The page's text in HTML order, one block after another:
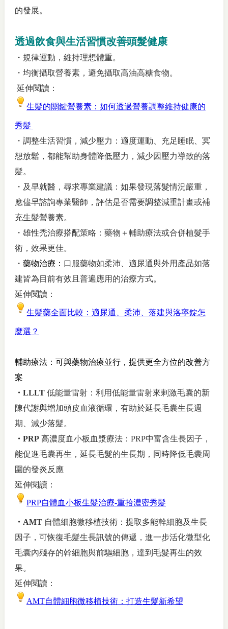
的發展。
透過飲食與生活習慣改善頭髮健康
・規律運動，維持理想體重。
・均衡攝取營養素，避免攝取高油高糖食物。
延伸閱讀：
生髮的關鍵營養素：如何透過營養調整維持健康的
秀髮
・調整生活習慣，減少壓力：適度運動、充足睡眠、冥
想放鬆，都能幫助身體降低壓力，減少因壓力導致的落
髮。
・及早就醫，尋求專業建議：如果發現落髮情況嚴重，
應儘早諮詢專業醫師，評估是否需要調整減重計畫或補
充生髮營養素。
・雄性禿治療搭配策略：藥物＋輔助療法或合併植髮手
術，效果更佳。
・ 藥物治療： 口服藥物如柔沛、適尿通與外用產品如落
建皆為目前有效且普遍應用的治療方式。
延伸閱讀：
生髮藥全面比較：適尿通、柔沛、落建與洛寧錠怎
麼選？
輔助療法：可與藥物治療並行，提供更全方位的改善方
案
・ LLLT 低能量雷射：利用低能量雷射來剌激毛囊的新
陳代謝與增加頭皮血液循環，有助於延長毛囊生長週
期、減少落髮。
・ PRP 高濃度血小板血漿療法： PRP中富含生長因子，
能促進毛囊再生，延長毛髮的生長期，同時降低毛囊周
圍的發炎反應
延伸閱讀：
PRP自體血小板生髮治療-重拾濃密秀髮
・AMT 自體細胞微移植技術：提取多能幹細胞及生長
因子，可恢復毛髮生長訊號的傳遞，進一步活化微型化
毛囊內殘存的幹細胞與前驅細胞，達到毛髮再生的效
果。
延伸閱讀：
AMT自體細胞微移植技術：打造生髮新希望